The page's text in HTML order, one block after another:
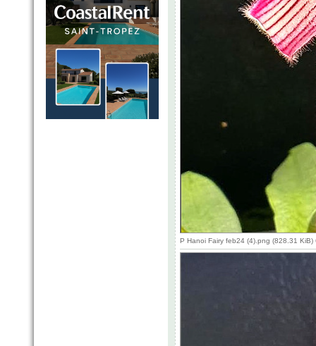
P Hanoi Fairy feb24 (4).png (828.31